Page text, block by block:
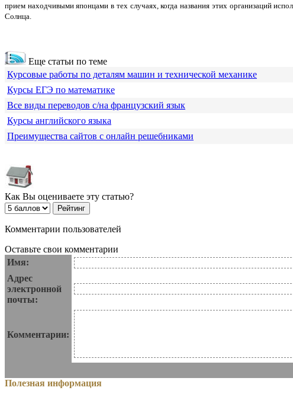
прием находчивыми японцами в тех случаях, когда названия этих организаций
Солнца.
Еще статьи по теме
Курсовые работы по деталям машин и технической механике
Курсы ЕГЭ по математике
Все виды переводов с/на французский язык
Курсы английского языка
Преимущества сайтов с онлайн решебниками
Как Вы оцениваете эту статью?
Комментарии пользователей
Оставьте свои комментарии
Имя:
Адрес
электронной
почты:
Комментарии:
Полезная информация